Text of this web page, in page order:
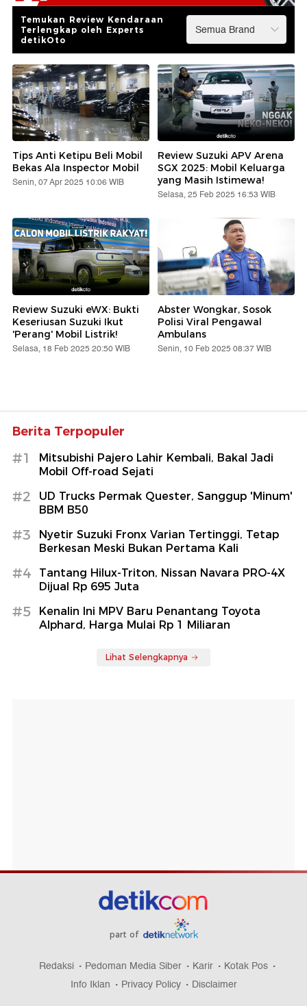
Temukan Review Kendaraan
Terlengkap oleh Experts
detikOto
Tips Anti Ketipu Beli Mobil
Bekas Ala Inspector Mobil
Senin, 07 Apr 2025 10:06 WIB
Review Suzuki APV Arena
SGX 2025: Mobil Keluarga
yang Masih Istimewa!
Selasa, 25 Feb 2025 16:53 WIB
Review Suzuki eWX: Bukti
Keseriusan Suzuki Ikut
'Perang' Mobil Listrik!
Selasa, 18 Feb 2025 20:50 WIB
Abster Wongkar, Sosok
Polisi Viral Pengawal
Ambulans
Senin, 10 Feb 2025 08:37 WIB
Berita Terpopuler
#1
Mitsubishi Pajero Lahir Kembali, Bakal Jadi
Mobil Off-road Sejati
#2
UD Trucks Permak Quester, Sanggup 'Minum'
BBM B50
#3
Nyetir Suzuki Fronx Varian Tertinggi, Tetap
Berkesan Meski Bukan Pertama Kali
#4
Tantang Hilux-Triton, Nissan Navara PRO-4X
Dijual Rp 695 Juta
#5
Kenalin Ini MPV Baru Penantang Toyota
Alphard, Harga Mulai Rp 1 Miliaran
Lihat Selengkapnya
part of
Redaksi Pedoman Media Siber Karir
Kotak Pos
Info Iklan
Privacy Policy Disclaimer